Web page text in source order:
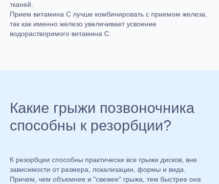
тканей.
Прием витамина С лучше комбинировать с приемом железа,
так как именно железо увеличивает усвоение
водорастворимого витамина С.
Какие грыжи позвоночника
способны к резорбции?
К резорбции способны практически все грыжи дисков, вне
зависимости от размера, локализации, формы и вида.
Причем, чем объемнее и "свежее" грыжа, тем быстрее она